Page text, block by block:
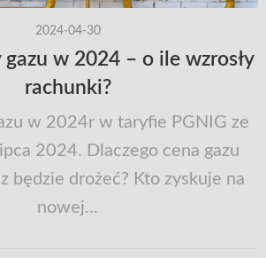
2024-04-30
w 2024 – o ile wzrosły
rachunki?
w 2024r w taryfie PGNIG ze
2024. Dlaczego cena gazu
będzie drożeć? Kto zyskuje na
nowej...